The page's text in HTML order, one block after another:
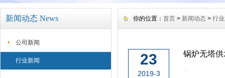
新闻动态 News
公司新闻
行业新闻
你的位置： 首页 > 新闻动态 > 行
23
2019-3
锅炉无塔
...